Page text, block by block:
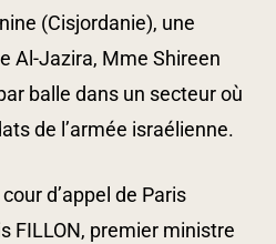
(Cisjordanie), une
Al-Jazira, Mme Shireen
balle dans un secteur où
de l’armée israélienne.
d’appel de Paris
FILLON, premier ministre